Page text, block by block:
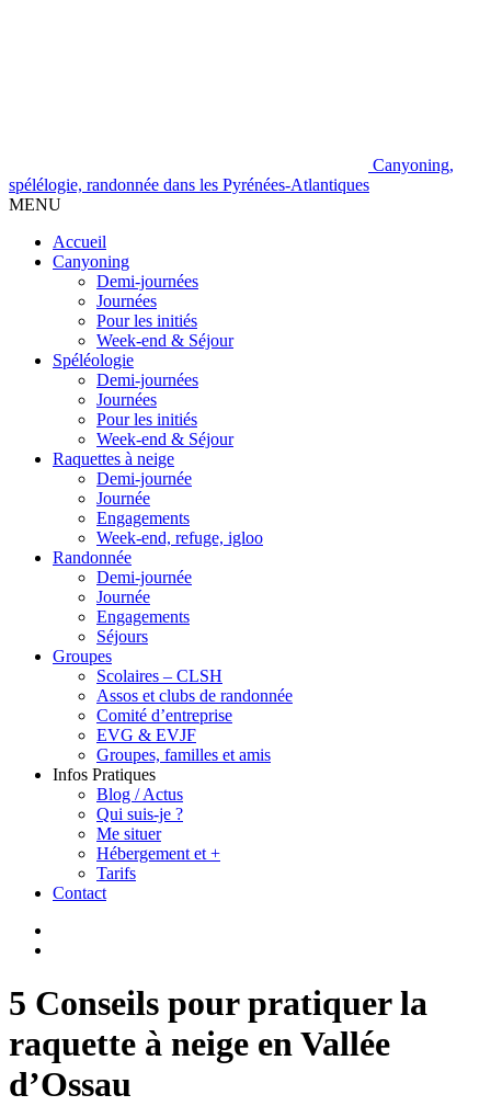
Canyoning,
spélélogie, randonnée dans les Pyrénées-Atlantiques
MENU
Accueil
Canyoning
Demi-journées
Journées
Pour les initiés
Week-end & Séjour
Spéléologie
Demi-journées
Journées
Pour les initiés
Week-end & Séjour
Raquettes à neige
Demi-journée
Journée
Engagements
Week-end, refuge, igloo
Randonnée
Demi-journée
Journée
Engagements
Séjours
Groupes
Scolaires – CLSH
Assos et clubs de randonnée
Comité d’entreprise
EVG & EVJF
Groupes, familles et amis
Infos Pratiques
Blog / Actus
Qui suis-je ?
Me situer
Hébergement et +
Tarifs
Contact
5 Conseils pour pratiquer la
raquette à neige en Vallée
d’Ossau